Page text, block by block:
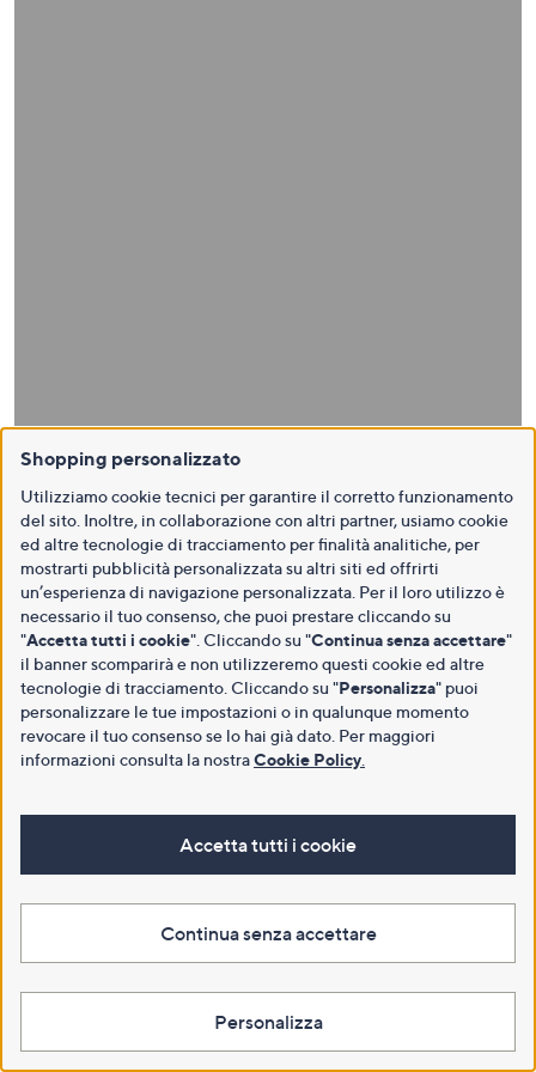
Shopping personalizzato
Utilizziamo cookie tecnici per garantire il corretto funzionamento
del sito. Inoltre, in collaborazione con altri partner, usiamo cookie
ed altre tecnologie di tracciamento per finalità analitiche, per
mostrarti pubblicità personalizzata su altri siti ed offrirti
un’esperienza di navigazione personalizzata. Per il loro utilizzo è
necessario il tuo consenso, che puoi prestare cliccando su
"Accetta tutti i cookie". Cliccando su "Continua senza accettare"
il banner scomparirà e non utilizzeremo questi cookie ed altre
tecnologie di tracciamento. Cliccando su "Personalizza" puoi
personalizzare le tue impostazioni o in qualunque momento
revocare il tuo consenso se lo hai già dato. Per maggiori
informazioni consulta la nostraCookie Policy
Accetta tutti i cookie
Continua senza accettare
Personalizza